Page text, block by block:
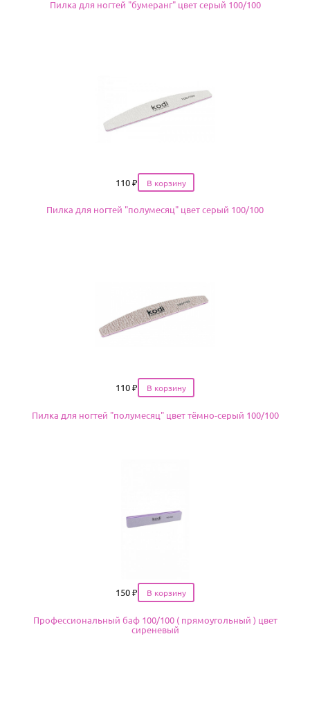
Пилка для ногтей "бумеранг" цвет серый 100/100
Цена
110 ₽
Пилка для ногтей "полумесяц" цвет серый 100/100
Цена
110 ₽
Пилка для ногтей "полумесяц" цвет тёмно-серый 100/100
Цена
150 ₽
Профессиональный баф 100/100 ( прямоугольный ) цвет
сиреневый